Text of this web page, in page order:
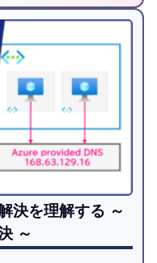
決を理解する ～
～